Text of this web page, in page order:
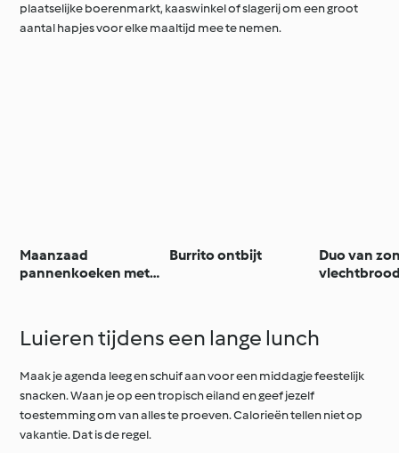
plaatselijke boerenmarkt, kaaswinkel of slagerij om een groot
aantal hapjes voor elke maaltijd mee te nemen.
Maanzaad
pannenkoeken met
Burrito ontbijt
Duo van
Luieren tijdens een lange lunch
Maak je agenda leeg en schuif aan voor een middagje feestelijk
snacken. Waan je op een tropisch eiland en geef jezelf
toestemming om van alles te proeven. Calorieën tellen niet op
vakantie. Dat is de regel.